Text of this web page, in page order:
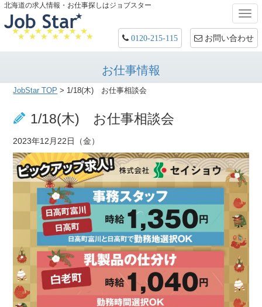
北海道の求人情報・お仕事探しはジョブスター
0120-215-115 お問い合わせ
お仕事情報
JobStar TOP > 1/18(木) お仕事相談会
1/18(木) お仕事相談会
2023年12月22日（金）